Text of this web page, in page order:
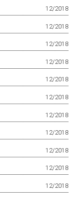
12/2018
12/2018
12/2018
12/2018
12/2018
12/2018
12/2018
12/2018
12/2018
12/2018
12/2018